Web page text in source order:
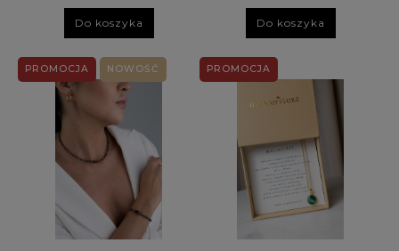
Do koszyka Do koszyka
PROMOCJA NOWOŚĆ PROMOCJA